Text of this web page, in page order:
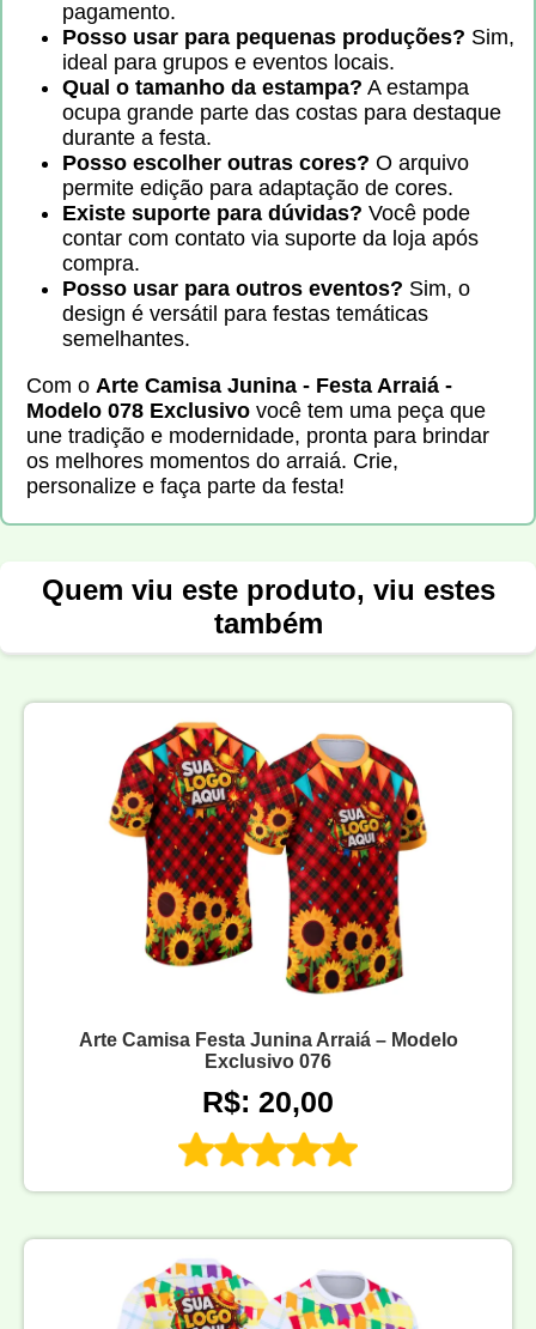
pagamento.
Posso usar para pequenas produções? Sim,
ideal para grupos e eventos locais.
Qual o tamanho da estampa? A estampa
ocupa grande parte das costas para destaque
durante a festa.
Posso escolher outras cores? O arquivo
permite edição para adaptação de cores.
Existe suporte para dúvidas? Você pode
contar com contato via suporte da loja após
compra.
Posso usar para outros eventos? Sim, o
design é versátil para festas temáticas
semelhantes.
Com o Arte Camisa Junina - Festa Arraiá -
Modelo 078 Exclusivo você tem uma peça que
une tradição e modernidade, pronta para brindar
os melhores momentos do arraiá. Crie,
personalize e faça parte da festa!
Quem viu este produto, viu estes
também
Arte Camisa Festa Junina Arraiá – Modelo
Exclusivo 076
R$: 20,00